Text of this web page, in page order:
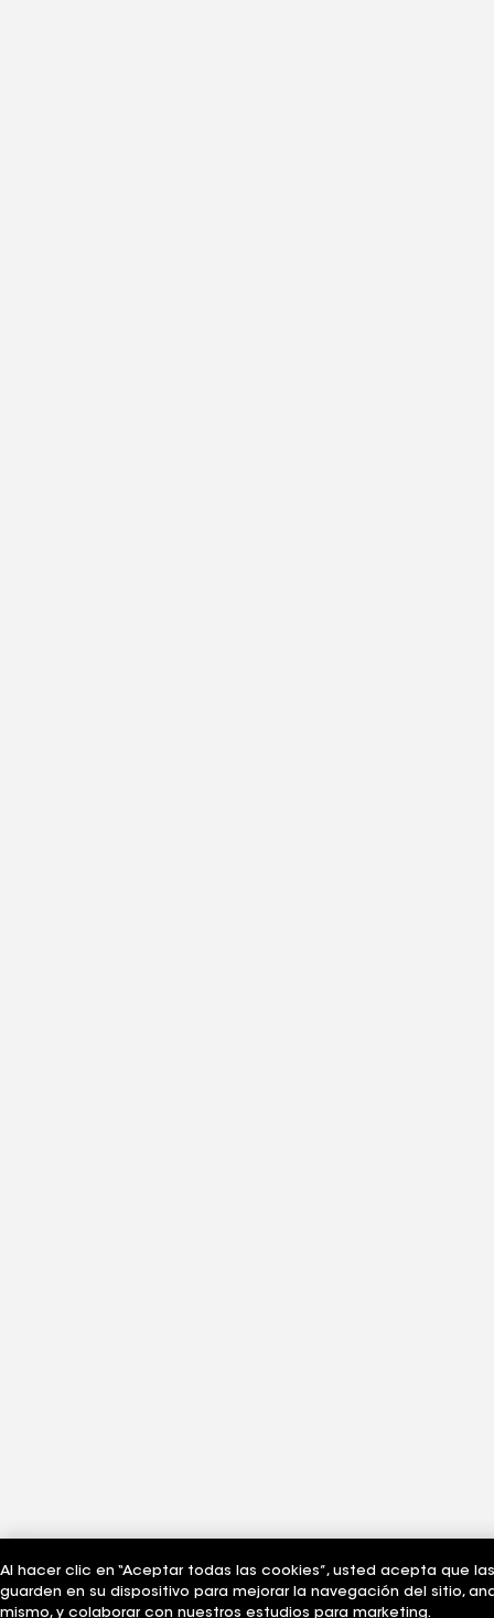
Al hacer clic en “Aceptar todas las cookies”, usted acepta que
guarden en su dispositivo para mejorar la navegación del sitio,
mismo, y colaborar con nuestros estudios para marketing.